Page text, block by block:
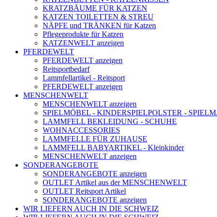
KRATZBÄUME FÜR KATZEN
KATZEN TOILETTEN & STREU
NÄPFE und TRÄNKEN für Katzen
Pflegeprodukte für Katzen
KATZENWELT anzeigen
PFERDEWELT
PFERDEWELT anzeigen
Reitsportbedarf
Lammfellartikel - Reitsport
PFERDEWELT anzeigen
MENSCHENWELT
MENSCHENWELT anzeigen
SPIELMÖBEL - KINDERSPIELPOLSTER -
LAMMFELL BEKLEIDUNG - SCHUHE
WOHNACCESSORIES
LAMMFELLE FÜR ZUHAUSE
LAMMFELL BABYARTIKEL - Kleinkinder
MENSCHENWELT anzeigen
SONDERANGEBOTE
SONDERANGEBOTE anzeigen
OUTLET Artikel aus der MENSCHENWELT
OUTLET Reitsport Artikel
SONDERANGEBOTE anzeigen
WIR LIEFERN AUCH IN DIE SCHWEIZ